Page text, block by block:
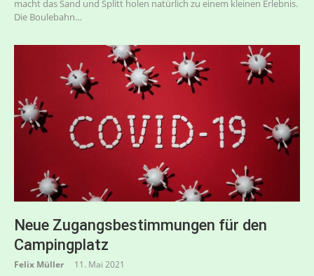
macht das Sand und Splitt holen natürlich zu einem kleinen Erlebnis.
Die Boulebahn…
Neue Zugangsbestimmungen für den
Campingplatz
Felix Müller 11. Mai 2021